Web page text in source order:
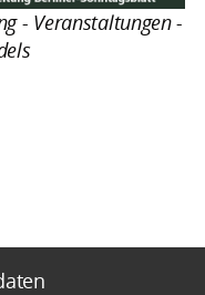
- Veranstaltungen -